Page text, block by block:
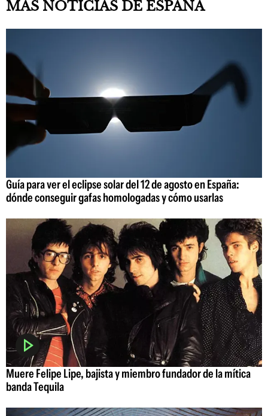
MÁS NOTICIAS DE ESPAÑA
Guía para ver el eclipse solar del 12 de agosto en España:
dónde conseguir gafas homologadas y cómo usarlas
Muere Felipe Lipe, bajista y miembro fundador de la mítica
banda Tequila